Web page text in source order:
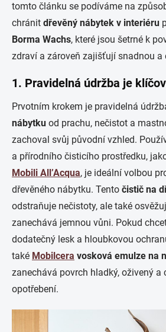
tomto článku se podíváme na
chránit dřevěný nábytek v interiéru
Borma Wachs, které jsou šetrné k
zdraví a zároveň zajišťují snadnou a
1. Pravidelná údržba je
Prvotním krokem je pravidelná
nábytku od prachu, nečistot a
zachoval svůj původní vzhled.
a přírodního čisticího prostředku,
Mobili All’Acqua, je ideální volbou
dřevěného nábytku. Tento čistič na
odstraňuje nečistoty, ale také
zanechává jemnou vůni. Pokud
dodatečný lesk a hloubkovou
také Mobilcera vosková emulze na
zanechává povrch hladký, oživený a
opotřebení.